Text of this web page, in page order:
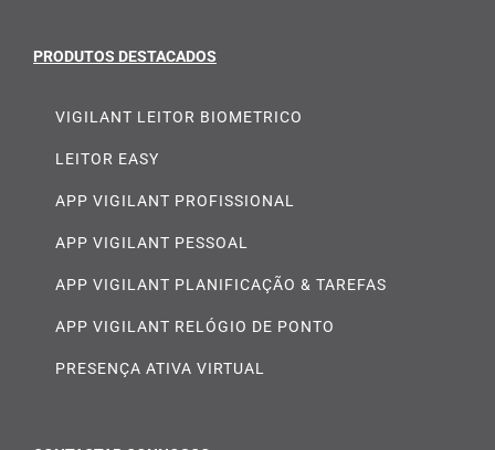
PRODUTOS DESTACADOS
VIGILANT LEITOR BIOMETRICO
LEITOR EASY
APP VIGILANT PROFISSIONAL
APP VIGILANT PESSOAL
APP VIGILANT PLANIFICAÇÃO & TAREFAS
APP VIGILANT RELÓGIO DE PONTO
PRESENÇA ATIVA VIRTUAL